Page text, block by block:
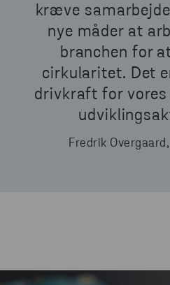
kræve
nye måder at
branchen for
cirkularitet. Det
drivkraft for
Fredrik